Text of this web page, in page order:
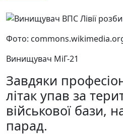
Фото:
Винищувач МіГ-21
Завдяки
літак упав за
військової бази,
парад.